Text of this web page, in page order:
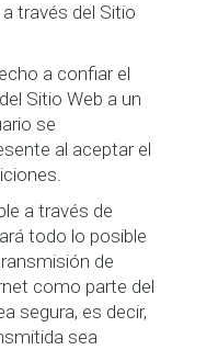
través del Sitio
a confiar el
Sitio Web a un
se
al aceptar el
a través de
todo lo posible
de
como parte del
segura, es decir,
sea